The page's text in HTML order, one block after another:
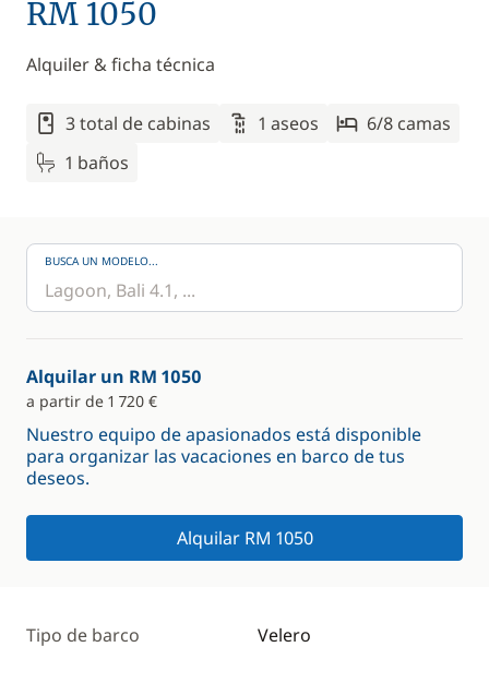
RM 1050
Alquiler & ficha técnica
3 total de cabinas 1 aseos
6/8 camas
1 baños
BUSCA UN MODELO...
Alquilar un RM 1050
a partir de 1 720 €
Nuestro equipo de apasionados está disponible
para organizar las vacaciones en barco de tus
deseos.
Alquilar RM 1050
Tipo de barco Velero